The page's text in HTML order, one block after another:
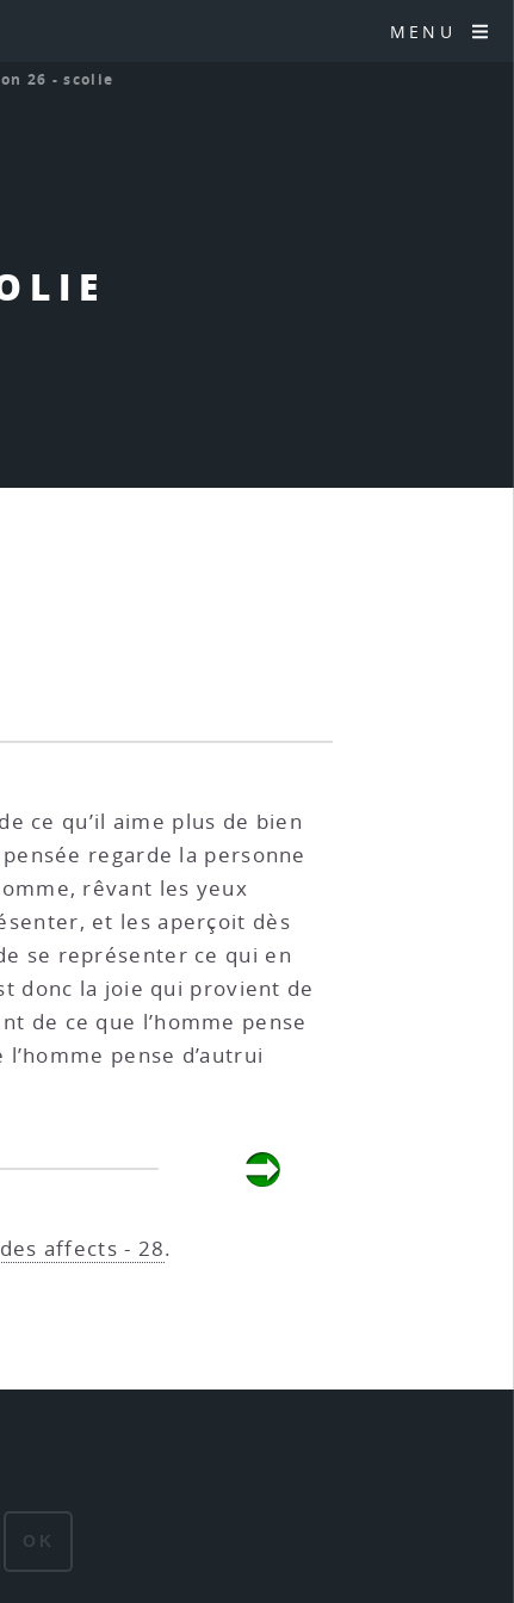
MENU
26 - scolie
ce qu’il aime plus de bien
regarde la personne
rêvant les yeux
et les aperçoit dès
se représenter ce qui en
donc la joie qui provient de
de ce que l’homme pense
pense d’autrui
affects - 28.
OK